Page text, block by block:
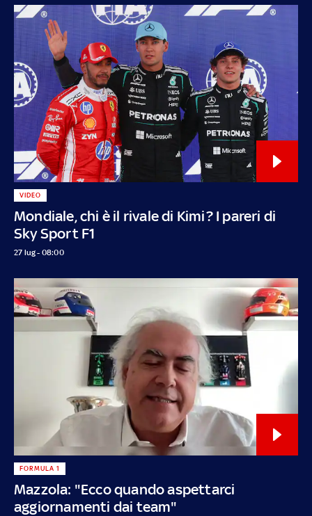
Mondiale, chi è il rivale di Kimi? I pareri di
Sky Sport F1
VIDEO
27 lug - 08:00
Mazzola: "Ecco quando aspettarci
aggiornamenti dai team"
FORMULA 1